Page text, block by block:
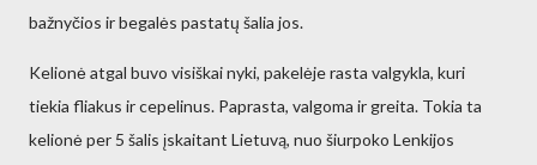
bažnyčios ir begalės pastatų šalia jos.
Kelionė atgal buvo visiškai nyki, pakelėje rasta valgykla, kuri
tiekia fliakus ir cepelinus. Paprasta, valgoma ir greita. Tokia ta
kelionė per 5 šalis įskaitant Lietuvą, nuo šiurpoko Lenkijos